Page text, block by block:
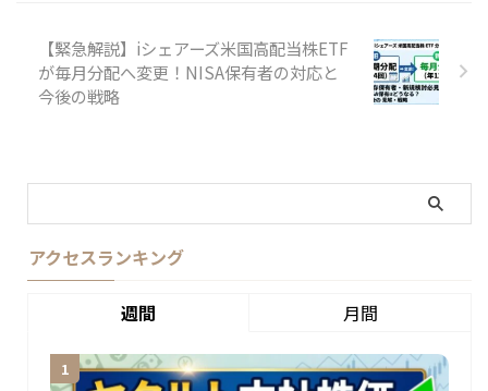
【緊急解説】iシェアーズ米国高配当株ETF
が毎月分配へ変更！NISA保有者の対応と
今後の戦略
アクセスランキング
週間 月間